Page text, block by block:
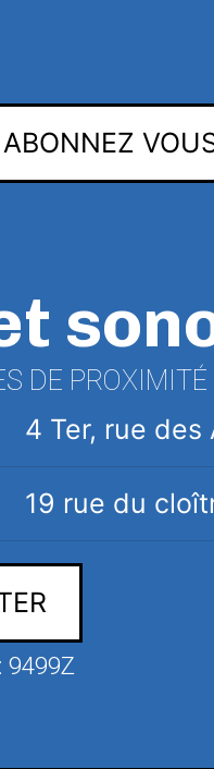
ABONNEZ
DE PROXIMITÉ
4 Ter, rue des
19 rue du
9499Z